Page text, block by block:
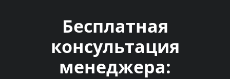
Бесплатная
консультация
менеджера: